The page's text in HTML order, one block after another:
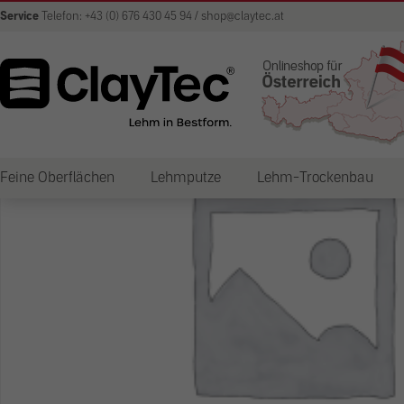
Service Telefon: +43 (0) 676 430 45 94 / shop@claytec.at
Feine Oberflächen Lehmputze Lehm-Trockenbau